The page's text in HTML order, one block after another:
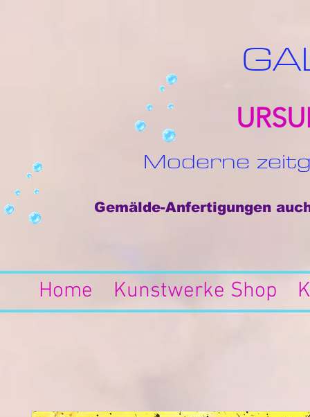
Moderne
Gemälde-Anfertigungen
Home Kunstwerke Shop